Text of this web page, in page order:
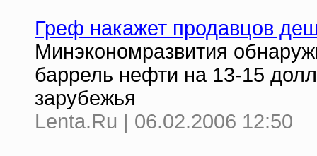
Греф накажет продавцов
Минэкономразвития
баррель нефти на 13-15
зарубежья
Lenta.Ru | 06.02.2006 12:50